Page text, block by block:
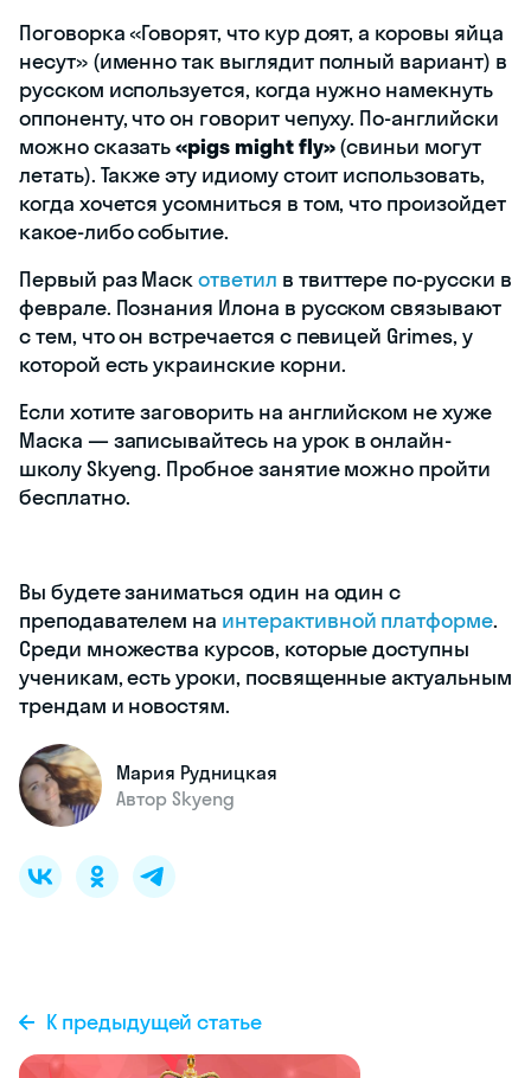
Поговорка «Говорят, что кур доят, а коровы яйца
несут» (именно так выглядит полный вариант) в
русском используется, когда нужно намекнуть
оппоненту, что он говорит чепуху. По-английски
можно сказать«pigs might fly»(свиньи могут
летать). Также эту идиому стоит использовать,
когда хочется усомниться в том, что произойдет
какое-либо событие.
Первый раз Маскответил в твиттере по-русски в
феврале. Познания Илона в русском связывают
с тем, что он встречается с певицей Grimes, у
которой есть украинские корни.
Если хотите заговорить на английском не хуже
Маска — записывайтесь на урок в онлайн-
школу Skyeng. Пробное занятие можно пройти
бесплатно.
Вы будете заниматься один на один с
преподавателем на интерактивной платформе.
Среди множества курсов, которые доступны
ученикам, есть уроки, посвященные актуальным
трендам и новостям.
Мария Рудницкая
Автор Skyeng
К предыдущей статье